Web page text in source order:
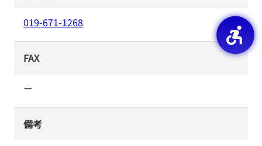
019-671-1268
FAX
ー
備考